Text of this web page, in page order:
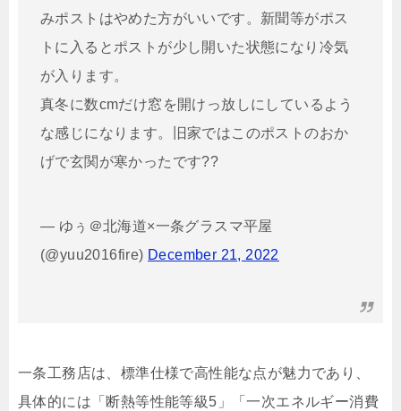
みポストはやめた方がいいです。新聞等がポス
トに入るとポストが少し開いた状態になり冷気
が入ります。
真冬に数cmだけ窓を開けっ放しにしているよう
な感じになります。旧家ではこのポストのおか
げで玄関が寒かったです??
— ゆぅ＠北海道×一条グラスマ平屋
(@yuu2016fire) December 21, 2022
一条工務店は、標準仕様で高性能な点が魅力であり、
具体的には「断熱等性能等級5」「一次エネルギー消費